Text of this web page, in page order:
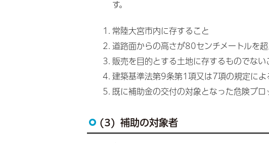
す。
常陸大宮市内に存すること
道路面からの高さが80センチメートルを
販売を目的とする土地に存するものでない
建築基準法第9条第1項又は7項の規定によ
既に補助金の交付の対象となった危険ブ
(3) 補助の対象者